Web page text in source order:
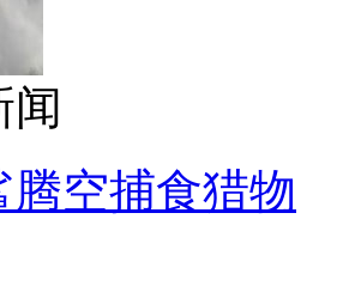
闻
腾空捕食猎物